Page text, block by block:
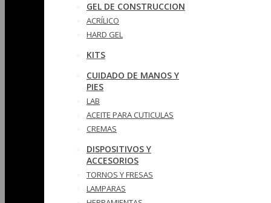
GEL DE CONSTRUCCION
ACRÍLICO
HARD GEL
KITS
CUIDADO DE MANOS Y
PIES
LAB
ACEITE PARA CUTICULAS
CREMAS
DISPOSITIVOS Y
ACCESORIOS
TORNOS Y FRESAS
LAMPARAS